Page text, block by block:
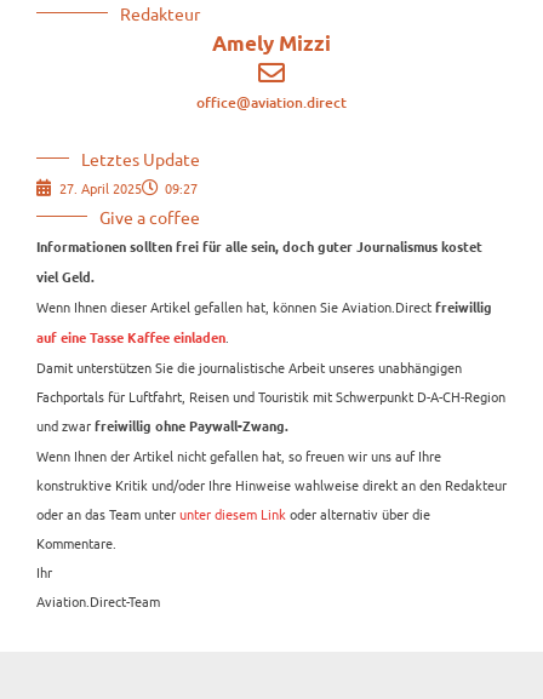
Redakteur
Amely Mizzi
office@aviation.direct
Letztes Update
27. April 2025 09:27
Give a coffee
Informationen sollten frei für alle sein, doch guter Journalismus kostet
viel Geld.
Wenn Ihnen dieser Artikel gefallen hat, können Sie Aviation.Direct freiwillig
auf eine Tasse Kaffee einladen
Damit unterstützen Sie die journalistische Arbeit unseres unabhängigen
Fachportals für Luftfahrt, Reisen und Touristik mit Schwerpunkt D-A-CH-Region
und zwar freiwillig ohne Paywall-Zwang.
Wenn Ihnen der Artikel nicht gefallen hat, so freuen wir uns auf Ihre
konstruktive Kritik und/oder Ihre Hinweise wahlweise direkt an den Redakteur
oder an das Team unterunter diesem Link oder alternativ über die
Kommentare.
Ihr
Aviation.Direct-Team